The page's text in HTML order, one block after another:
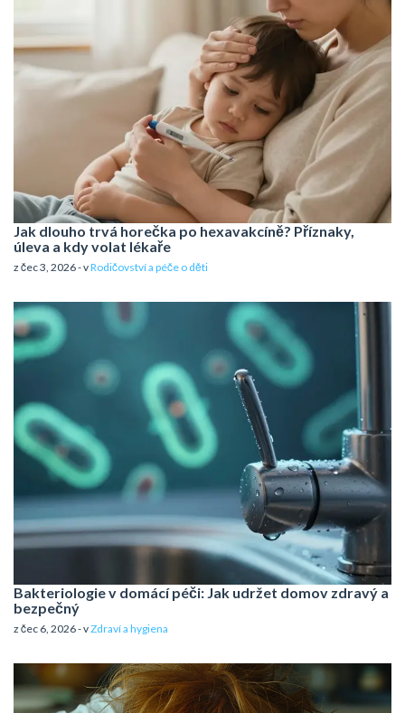
Jak dlouho trvá horečka po hexavakcíně? Příznaky,
úleva a kdy volat lékaře
z čec 3, 2026 - vRodičovství a péče o děti
Bakteriologie v domácí péči: Jak udržet domov zdravý a
bezpečný
z čec 6, 2026 - vZdraví a hygiena